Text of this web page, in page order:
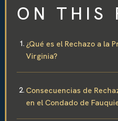
ON THIS
¿Qué es el Rechazo a la
Virginia?
Consecuencias de
en el Condado de